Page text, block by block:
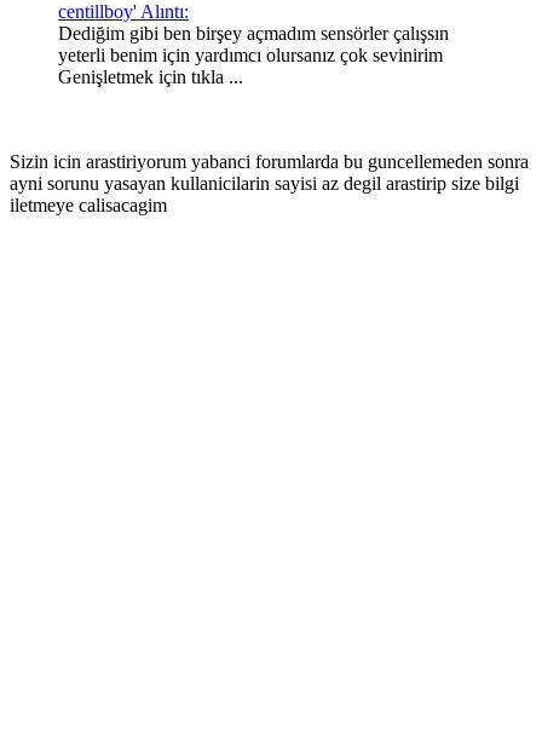
centillboy' Alıntı:
Dediğim gibi ben birşey açmadım sensörler çalışsın
yeterli benim için yardımcı olursanız çok sevinirim
Genişletmek için tıkla ...
Sizin icin arastiriyorum yabanci forumlarda bu guncellemeden sonra
ayni sorunu yasayan kullanicilarin sayisi az degil arastirip size bilgi
iletmeye calisacagim